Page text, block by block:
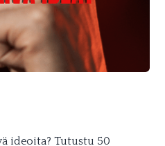
ideoita? Tutustu 50